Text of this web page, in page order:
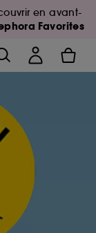
en avant-
Favorites